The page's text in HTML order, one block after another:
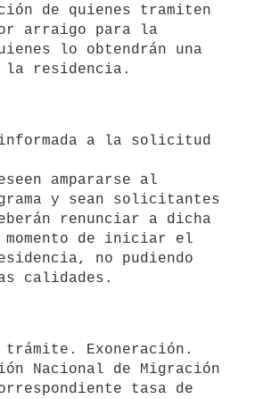
de quienes tramiten
arraigo para la
lo obtendrán una
y sean solicitantes
renunciar a dicha
de iniciar el
no pudiendo
tasa de